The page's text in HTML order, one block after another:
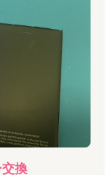
換